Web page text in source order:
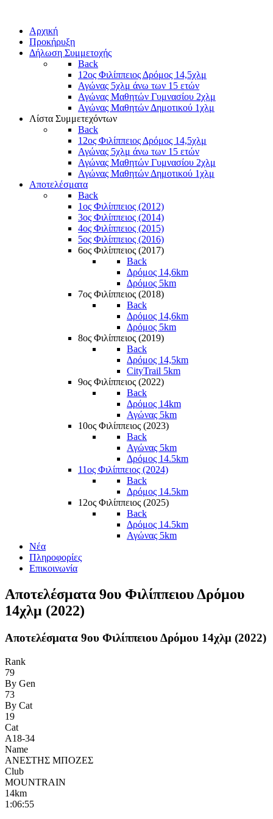
Αρχική
Προκήρυξη
Δήλωση Συμμετοχής
Back
12ος Φιλίππειος Δρόμος 14,5χλμ
Αγώνας 5χλμ άνω των 15 ετών
Αγώνας Μαθητών Γυμνασίου 2χλμ
Αγώνας Μαθητών Δημοτικού 1χλμ
Λίστα Συμμετεχόντων
Back
12ος Φιλίππειος Δρόμος 14,5χλμ
Αγώνας 5χλμ άνω των 15 ετών
Αγώνας Μαθητών Γυμνασίου 2χλμ
Αγώνας Μαθητών Δημοτικού 1χλμ
Αποτελέσματα
Back
1ος Φιλίππειος (2012)
3ος Φιλίππειος (2014)
4ος Φιλίππειος (2015)
5ος Φιλίππειος (2016)
6ος Φιλίππειος (2017)
Back
Δρόμος 14,6km
Δρόμος 5km
7ος Φιλίππειος (2018)
Back
Δρόμος 14,6km
Δρόμος 5km
8ος Φιλίππειος (2019)
Back
Δρόμος 14,5km
CityTrail 5km
9ος Φιλίππειος (2022)
Back
Δρόμος 14km
Αγώνας 5km
10ος Φιλίππειος (2023)
Back
Αγώνας 5km
Δρόμος 14.5km
11ος Φιλίππειος (2024)
Back
Δρόμος 14.5km
12ος Φιλίππειος (2025)
Back
Δρόμος 14.5km
Αγώνας 5km
Νέα
Πληροφορίες
Επικοινωνία
Αποτελέσματα 9ου Φιλίππειου Δρόμου
14χλμ (2022)
Αποτελέσματα 9ου Φιλίππειου Δρόμου 14χλμ (2022)
Rank
79
By Gen
73
By Cat
19
Cat
Α18-34
Name
ΑΝΕΣΤΗΣ ΜΠΟΖΕΣ
Club
MOUNTRAIN
14km
1:06:55